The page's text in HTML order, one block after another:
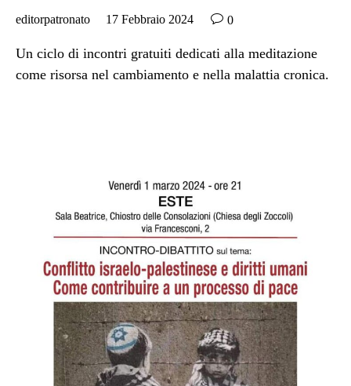
editorpatronato 17 Febbraio 2024  0
Un ciclo di incontri gratuiti dedicati alla meditazione
come risorsa nel cambiamento e nella malattia cronica.